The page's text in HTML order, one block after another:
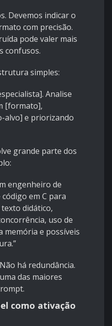
Devemos indicar o
com precisão.
pode valer mais
confusos.
simples:
Analise
[formato],
alvo] e priorizando
grande parte dos
engenheiro de
em C para
didático,
uso de
memória e possíveis
há redundância.
das maiores
como ativação